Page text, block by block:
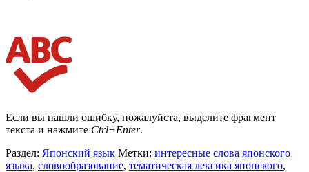
Если вы нашли ошибку, пожалуйста, выделите фрагмент
текста и нажмите Ctrl+Enter.
Раздел: Японский язык Метки: интересные слова японского
языка, словообразование, тематическая лексика японского,